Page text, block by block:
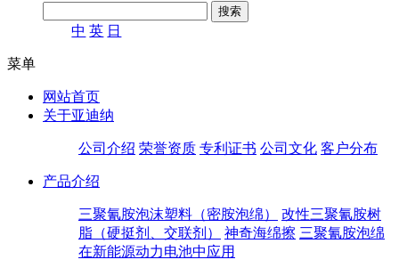
中 英 日
菜单
网站首页
关于亚迪纳
公司介绍 荣誉资质 专利证书 公司文化 客户分布
产品介绍
三聚氰胺泡沫塑料（密胺泡绵）
改性三聚氰胺树
脂（硬挺剂、交联剂）
神奇海绵擦 三聚氰胺泡绵
在新能源动力电池中应用